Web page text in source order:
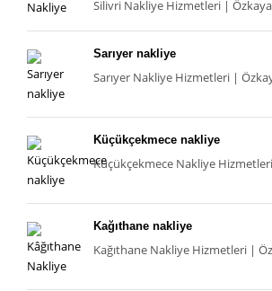
Silivri Nakliye Hizmetleri | Özkaya
Sarıyer nakliye
Sarıyer Nakliye Hizmetleri |
Küçükçekmece nakliye
Küçükçekmece Nakliye
Kağıthane nakliye
Kağıthane Nakliye Hizmetleri |